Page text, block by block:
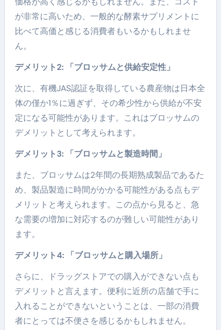
が非常に高いため、一般的な酵素サプリメントに
比べて高価と感じる消費者もいるかもしれませ
ん。
デメリット2: 「ブロッサムと供給安定性」
次に、有機JAS認証を取得している農産物は日本全
体の僅か1％に過ぎず、その希少性から供給が不安
定になる可能性があります。これはブロッサムの
デメリットとして考えられます。
デメリット3: 「ブロッサムと製造時間」
また、ブロッサムは2年間の長期熟成製品であるた
め、製品製造に時間がかかる可能性がある点もデ
メリットと考えられます。この点から見ると、急
な需要の増加に対応するのが難しい可能性があり
ます。
デメリット4: 「ブロッサムと購入場所」
さらに、ドラッグストアでの購入ができない点も
デメリットと言えます。便利に近所の店舗で手に
入れることができないということは、一部の消費
者にとっては不便さを感じるかもしれません。